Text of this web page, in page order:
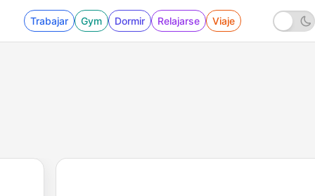
Trabajar Gym Dormir Relajarse Viaje